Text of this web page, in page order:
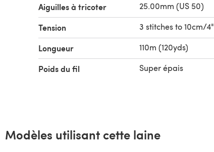
Aiguilles à tricoter 25.00mm (US 50)
Tension 3 stitches to 10cm/4"
Longueur 110m (120yds)
Poids du fil Super épais
Modèles utilisant cette laine